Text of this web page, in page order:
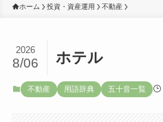
ホーム 投資・資産運用 不動産
ホテル
2026
8/06
不動産 用語辞典 五十音一覧